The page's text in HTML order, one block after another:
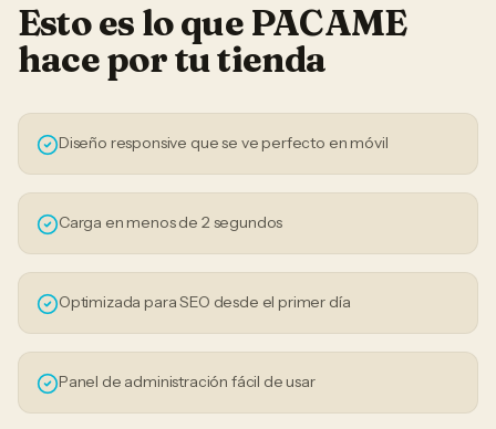
Esto es lo que PACAME
hace por tutienda
Diseño responsive que se ve perfecto en móvil
Carga en menos de 2 segundos
Optimizada para SEO desde el primer día
Panel de administración fácil de usar